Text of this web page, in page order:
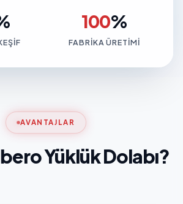
100%
FABRIKA ÜRETIMI
AVANTAJLAR
Yüklük Dolabı?